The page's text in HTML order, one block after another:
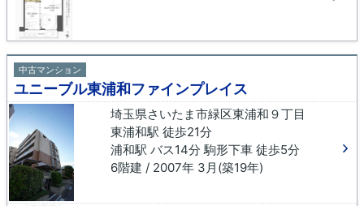
中古マンション
ユニーブル東浦和ファインプレイス
埼玉県さいたま市緑区東浦和９丁目
東浦和駅 徒歩21分
浦和駅 バス14分 駒形下車 徒歩5分
6階建 / 2007年 3月(築19年)